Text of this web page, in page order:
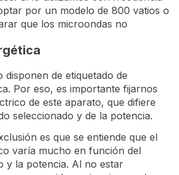
por un modelo de 800 vatios o
que los microondas no
disponen de etiquetado de
Por eso, es importante fijarnos
de este aparato, que difiere
seleccionado y de la potencia.
es que se entiende que el
varía mucho en función del
y la potencia. Al no estar